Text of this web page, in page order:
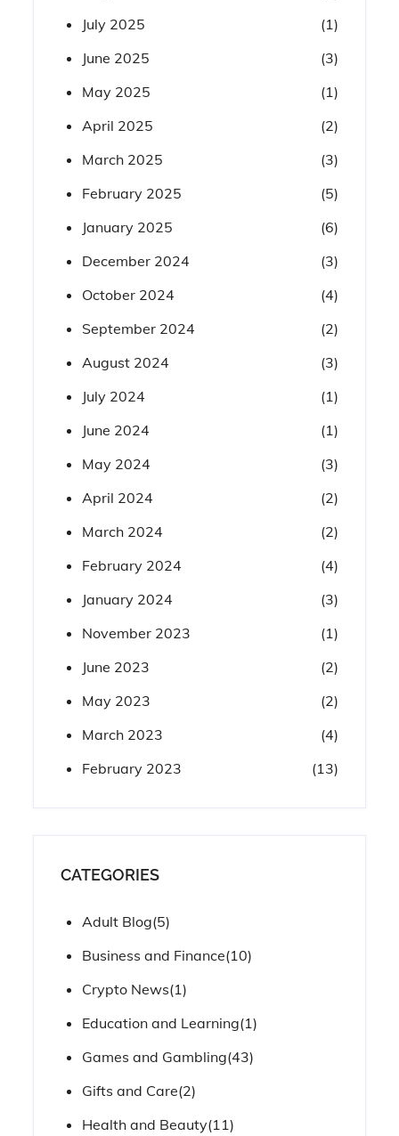
July 2025
(1)
June 2025
(3)
May 2025
(1)
April 2025
(2)
March 2025
(3)
February 2025
(5)
January 2025
(6)
December 2024
(3)
October 2024
(4)
September 2024
(2)
August 2024
(3)
July 2024
(1)
June 2024
(1)
May 2024
(3)
April 2024
(2)
March 2024
(2)
February 2024
(4)
January 2024
(3)
November 2023
(1)
June 2023
(2)
May 2023
(2)
March 2023
(4)
February 2023
(13)
CATEGORIES
Adult Blog(5)
Business and Finance(10)
Crypto News(1)
Education and Learning(1)
Games and Gambling(43)
Gifts and Care(2)
Health and Beauty(11)